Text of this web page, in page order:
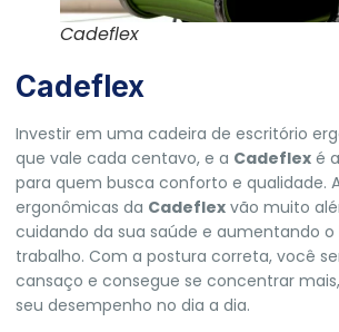
Cadeflex
Cadeflex
Investir em uma cadeira de escritório
que vale cada centavo, e a Cadeflex é
para quem busca conforto e qualidade.
ergonômicas da Cadeflex vão muito
cuidando da sua saúde e aumentando
trabalho. Com a postura correta, você
cansaço e consegue se concentrar
seu desempenho no dia a dia.